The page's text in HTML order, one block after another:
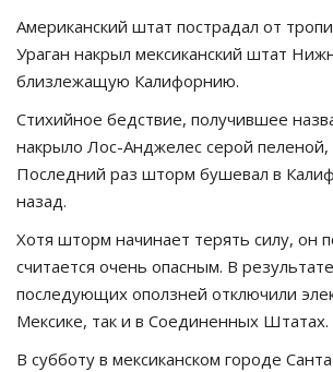
Американский штат пострадал от
Ураган накрыл мексиканский штат
близлежащую Калифорнию.
Стихийное бедствие, получившее
накрыло Лос-Анджелес серой пеленой,
Последний раз шторм бушевал в
назад.
Хотя шторм начинает терять силу, он
считается очень опасным. В
последующих оползней отключили
Мексике, так и в Соединенных Штатах.
В субботу в мексиканском городе